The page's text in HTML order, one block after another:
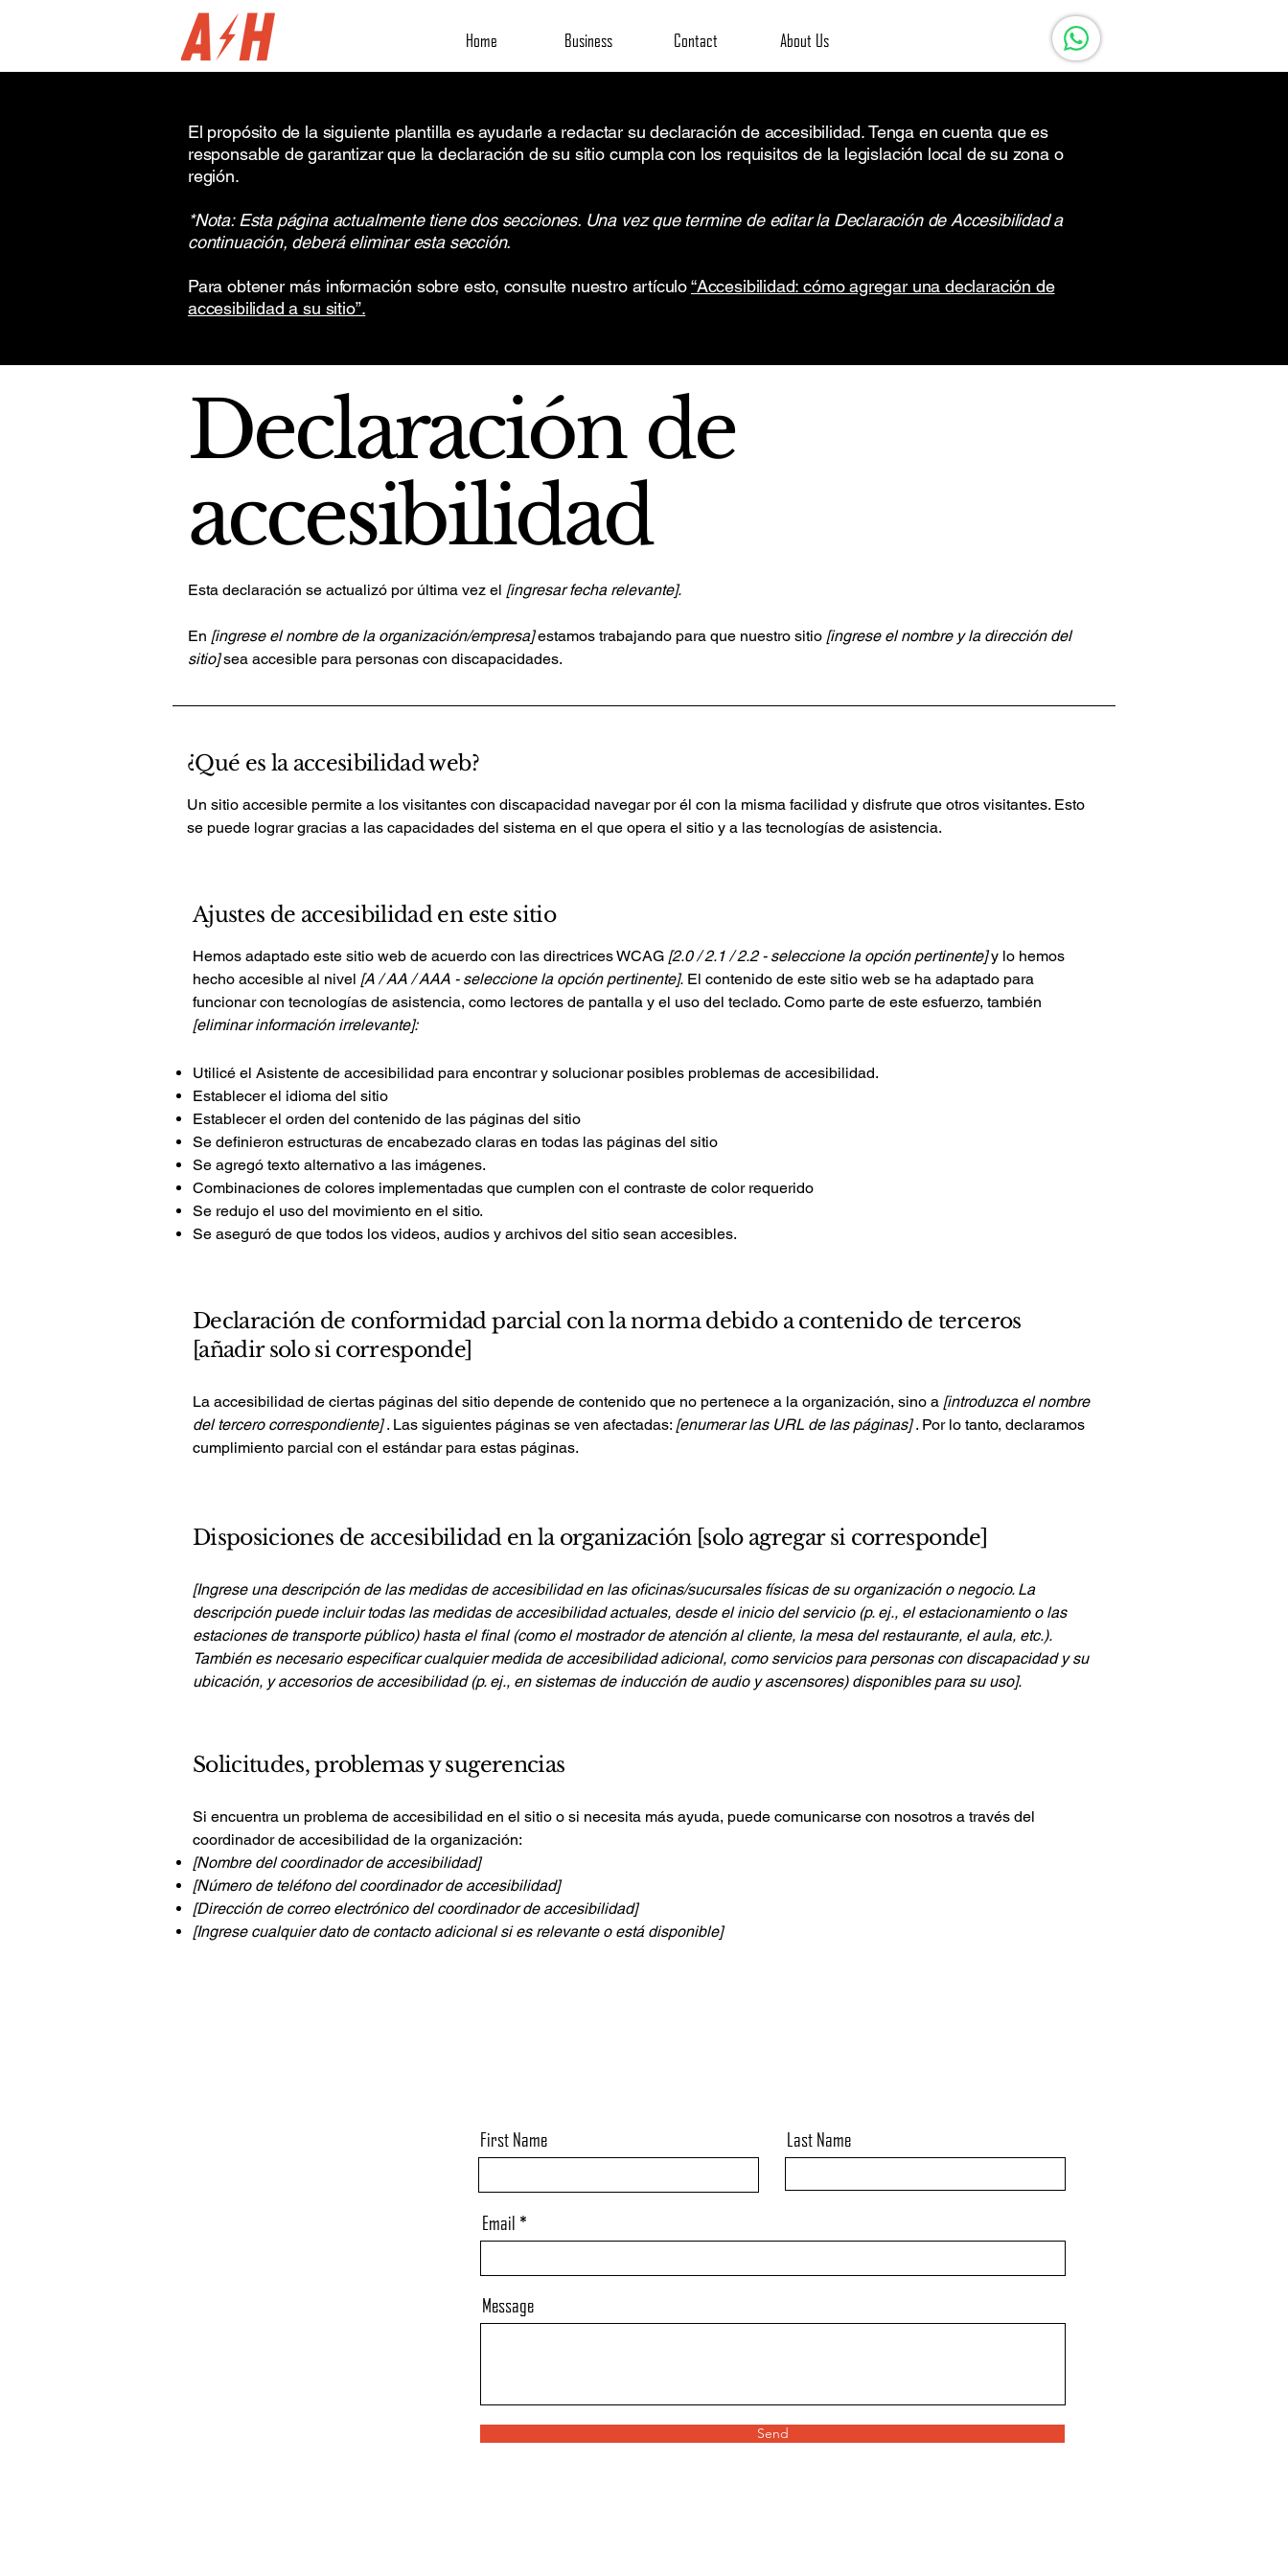
Home Business Contact About Us
El propósito de la siguiente plantilla es ayudarle a redactar su declaración de accesibilidad. Tenga en cuenta que es
responsable de garantizar que la declaración de su sitio cumpla con los requisitos de la legislación local de su zona o
región.
*Nota: Esta página actualmente tiene dos secciones. Una vez que termine de editar la Declaración de Accesibilidad a
continuación, deberá eliminar esta sección.
Para obtener más información sobre esto, consulte nuestro artículo“Accesibilidad: cómo agregar una declaración de
accesibilidad a su sitio”.
Declaración de
accesibilidad
Esta declaración se actualizó por última vez el [ingresar fecha relevante].
En [ingrese el nombre de la organización/empresa]estamos trabajando para que nuestro sitio [ingrese el nombre y la dirección del
sitio]sea accesible para personas con discapacidades.
¿Qué es la accesibilidad web?
Un sitio accesible permite a los visitantes con discapacidad navegar por él con la misma facilidad y disfrute que otros visitantes. Esto
se puede lograr gracias a las capacidades del sistema en el que opera el sitio y a las tecnologías de asistencia.
Ajustes de accesibilidad en este sitio
Hemos adaptado este sitio web de acuerdo con las directrices WCAG [2.0 / 2.1 / 2.2 - seleccione la opción pertinente]y lo hemos
hecho accesible al nivel [A / AA / AAA - seleccione la opción pertinente]. El contenido de este sitio web se ha adaptado para
funcionar con tecnologías de asistencia, como lectores de pantalla y el uso del teclado. Como parte de este esfuerzo, también
[eliminar información irrelevante]:
Utilicé el Asistente de accesibilidad para encontrar y solucionar posibles problemas de accesibilidad.
Establecer el idioma del sitio
Establecer el orden del contenido de las páginas del sitio
Se definieron estructuras de encabezado claras en todas las páginas del sitio
Se agregó texto alternativo a las imágenes.
Combinaciones de colores implementadas que cumplen con el contraste de color requerido
Se redujo el uso del movimiento en el sitio.
Se aseguró de que todos los videos, audios y archivos del sitio sean accesibles.
Declaración de conformidad parcial con la norma debido a contenido de terceros
[añadir solo si corresponde]
La accesibilidad de ciertas páginas del sitio depende de contenido que no pertenece a la organización, sino a [introduzca el nombre
del tercero correspondiente]. Las siguientes páginas se ven afectadas: [enumerar las URL de las páginas]. Por lo tanto, declaramos
cumplimiento parcial con el estándar para estas páginas.
Disposiciones de accesibilidad en la organización [solo agregar si corresponde]
[Ingrese una descripción de las medidas de accesibilidad en las oficinas/sucursales físicas de su organización o negocio. La
descripción puede incluir todas las medidas de accesibilidad actuales, desde el inicio del servicio (p. ej., el estacionamiento o las
estaciones de transporte público) hasta el final (como el mostrador de atención al cliente, la mesa del restaurante, el aula, etc.).
También es necesario especificar cualquier medida de accesibilidad adicional, como servicios para personas con discapacidad y su
ubicación, y accesorios de accesibilidad (p. ej., en sistemas de inducción de audio y ascensores) disponibles para su uso].
Solicitudes, problemas y sugerencias
Si encuentra un problema de accesibilidad en el sitio o si necesita más ayuda, puede comunicarse con nosotros a través del
coordinador de accesibilidad de la organización:
[Nombre del coordinador de accesibilidad]
[Número de teléfono del coordinador de accesibilidad]
[Dirección de correo electrónico del coordinador de accesibilidad]
[Ingrese cualquier dato de contacto adicional si es relevante o está disponible]
First Name Last Name
Email
Message
Send